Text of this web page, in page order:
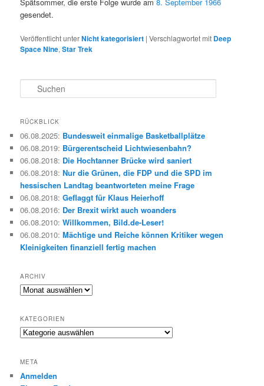
gesendet.
Veröffentlicht unterNicht kategorisiert |Verschlagwortet mit Deep
Space Nine,Star Trek
u
h
n
RÜCKBLICK
06.08.2025: Bundesweit einmalige Basketballplätze
06.08.2019: Bürgerentscheid Lichtwiesenbahn?
06.08.2018: Die Hochtanner Brücke wird saniert
06.08.2018:Nur die Grünen, die FDP und die SPD im
hessischen Landtag beantworteten meine Frage
06.08.2018:Geflaggt für Klaus Heierhoff
06.08.2016: Der Brexit wirkt auch woanders
06.08.2010:Willkommen, Bild.de-Leser!
06.08.2010:Mächtige und Reiche können Kritiker wegen
Kleinigkeiten finanziell fertig machen
ARCHIV
Archiv
KATEGORIEN
Kategorien
META
Anmelden